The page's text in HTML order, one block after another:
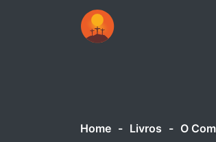
Home - Livros - O